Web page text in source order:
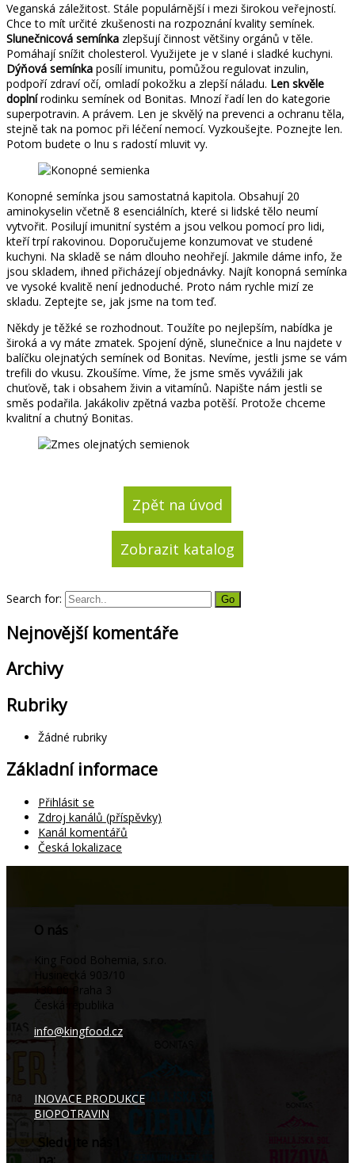
Veganská záležitost. Stále populárnější i mezi širokou veřejností.
Chce to mít určité zkušenosti na rozpoznání kvality semínek.
Slunečnicová semínka zlepšují činnost většiny orgánů v těle.
Pomáhají snížit cholesterol. Využijete je v slané i sladké kuchyni.
Dýňová semínka posílí imunitu, pomůžou regulovat inzulin,
podpoří zdraví očí, omladí pokožku a zlepší náladu. Len skvěle
doplnírodinku semínek od Bonitas. Mnozí řadí len do kategorie
superpotravin. A právem. Len je skvělý na prevenci a ochranu těla,
stejně tak na pomoc při léčení nemocí. Vyzkoušejte. Poznejte len.
Potom budete o lnu s radostí mluvit vy.
Konopné semínka jsou samostatná kapitola. Obsahují 20
aminokyselin včetně 8 esenciálních, které si lidské tělo neumí
vytvořit. Posilují imunitní systém a jsou velkou pomocí pro lidi,
kteří trpí rakovinou. Doporučujeme konzumovat ve studené
kuchyni. Na skladě se nám dlouho neohřejí. Jakmile dáme info, že
jsou skladem, ihned přicházejí objednávky. Najít konopná semínka
ve vysoké kvalitě není jednoduché. Proto nám rychle mizí ze
skladu. Zeptejte se, jak jsme na tom teď.
Někdy je těžké se rozhodnout. Toužíte po nejlepším, nabídka je
široká a vy máte zmatek. Spojení dýně, slunečnice a lnu najdete v
balíčku olejnatých semínek od Bonitas. Nevíme, jestli jsme se vám
trefili do vkusu. Zkoušíme. Víme, že jsme směs vyvážili jak
chuťově, tak i obsahem živin a vitamínů. Napište nám jestli se
směs podařila. Jakákoliv zpětná vazba potěší. Protože chceme
kvalitní a chutný Bonitas.
Zpět na úvod
Zobrazit katalog
Search for:
Nejnovější komentáře
Archivy
Rubriky
Žádné rubriky
Základní informace
Přihlásit se
Zdroj kanálů (příspěvky)
Kanál komentářů
Česká lokalizace
O nás
King Food Bohemia, s.r.o.
Husinecká 903/10
130 00 Praha 3
Česká republika
info@kingfood.cz
INOVACE PRODUKCE
BIOPOTRAVIN
Sledujte nás i